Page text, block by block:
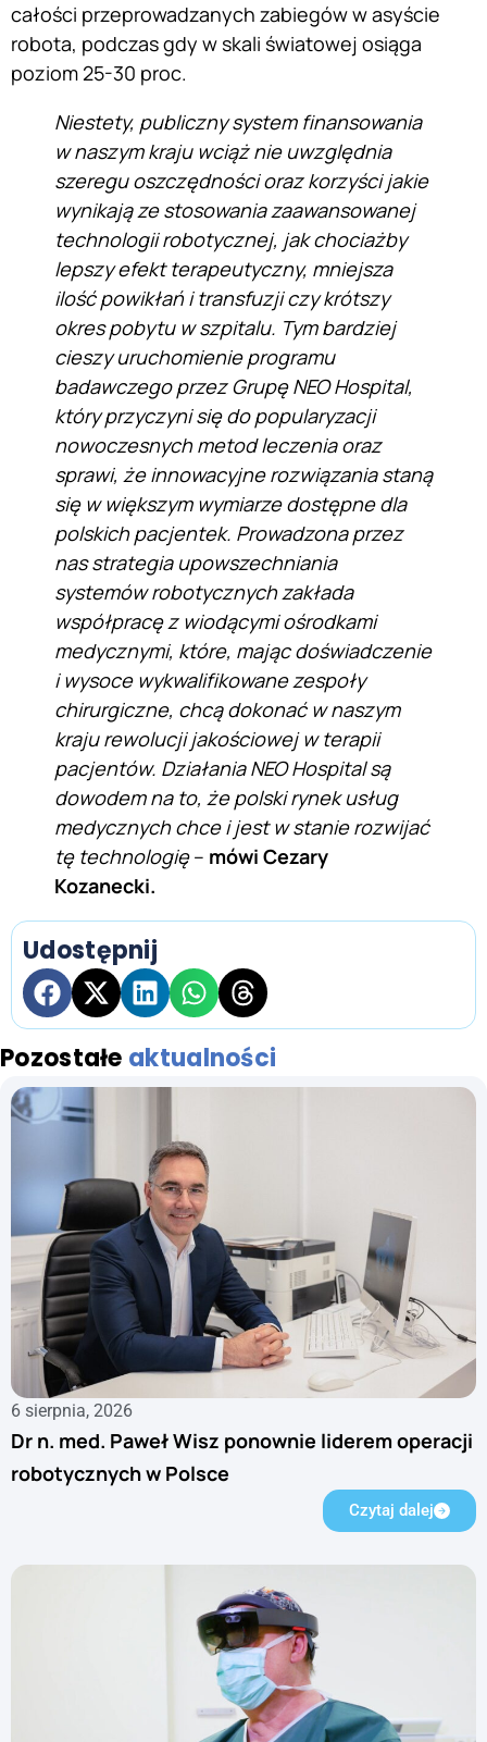
całości przeprowadzanych zabiegów w asyście
robota, podczas gdy w skali światowej osiąga
poziom 25-30 proc.
Niestety, publiczny system finansowania
w naszym kraju wciąż nie uwzględnia
szeregu oszczędności oraz korzyści jakie
wynikają ze stosowania zaawansowanej
technologii robotycznej, jak chociażby
lepszy efekt terapeutyczny, mniejsza
ilość powikłań i transfuzji czy krótszy
okres pobytu w szpitalu. Tym bardziej
cieszy uruchomienie programu
badawczego przez Grupę NEO Hospital,
który przyczyni się do popularyzacji
nowoczesnych metod leczenia oraz
sprawi, że innowacyjne rozwiązania staną
się w większym wymiarze dostępne dla
polskich pacjentek. Prowadzona przez
nas strategia upowszechniania
systemów robotycznych zakłada
współpracę z wiodącymi ośrodkami
medycznymi, które, mając doświadczenie
i wysoce wykwalifikowane zespoły
chirurgiczne, chcą dokonać w naszym
kraju rewolucji jakościowej w terapii
pacjentów. Działania NEO Hospital są
dowodem na to, że polski rynek usług
medycznych chce i jest w stanie rozwijać
tę technologię– mówi Cezary
Kozanecki.
Udostępnij
Pozostałe aktualności
6 sierpnia, 2026
Dr n. med. Paweł Wisz ponownie liderem operacji
robotycznych w Polsce
Czytaj dalej